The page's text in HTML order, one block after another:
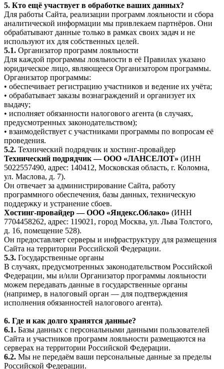
5. Кто ещё участвует в обработке ваших данных?
Для работы Сайта, реализации программ лояльности и сбора
аналитической информации мы привлекаем партнёров. Они
обрабатывают данные только в рамках своих задач и не
используют их для собственных целей.
5.1. Организатор программ лояльности
Для каждой программы лояльности в её Правилах указано
юридическое лицо, являющееся Организатором программы.
Организатор программы:
• обеспечивает регистрацию участников и ведение их учёта;
• обрабатывает заказы вознаграждений и организует их
выдачу;
• исполняет обязанности налогового агента (в случаях,
предусмотренных законодательством);
• взаимодействует с участниками программы по вопросам её
проведения.
5.2. Технический подрядчик и хостинг-провайдер
Технический подрядчик — ООО «ЛАНСЕЛОТ» (ИНН
5022557490, адрес: 140412, Московская область, г. Коломна,
ул. Маслова, д. 7).
Он отвечает за администрирование Сайта, работу
программного обеспечения, базы данных, техническую
поддержку и устранение сбоев.
Хостинг-провайдер — ООО «Яндекс.Облако» (ИНН
7704458262, адрес: 119021, город Москва, ул. Льва Толстого,
д. 16, помещение 528).
Он предоставляет серверы и инфраструктуру для размещения
Сайта на территории Российской Федерации.
5.3. Государственные органы
В случаях, предусмотренных законодательством Российской
Федерации, мы и/или Организатор программы лояльности
можем передавать данные в государственные органы
(например, в налоговый орган — для подтверждения
исполнения обязанностей налогового агента).
6. Где и как долго хранятся данные?
6.1. Базы данных с персональными данными пользователей
Сайта и участников программ лояльности размещаются на
серверах на территории Российской Федерации.
6.2. Мы не передаём ваши персональные данные за пределы
Российской Федерации.